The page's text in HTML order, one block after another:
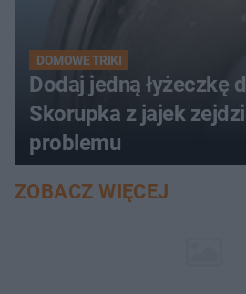
DOMOWE TRIKI
Dodaj jedną łyżeczkę
Skorupka z jajek
problemu
ZOBACZ WIĘCEJ